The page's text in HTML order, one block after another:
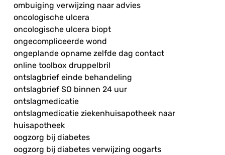
ombuiging verwijzing naar advies
oncologische ulcera
oncologische ulcera biopt
ongecompliceerde wond
ongeplande opname zelfde dag contact
online toolbox druppelbril
ontslagbrief einde behandeling
ontslagbrief SO binnen 24 uur
ontslagmedicatie
ontslagmedicatie ziekenhuisapotheek naar
huisapotheek
oogzorg bij diabetes
oogzorg bij diabetes verwijzing oogarts